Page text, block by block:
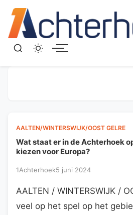
AALTEN/WINTERSWIJK/OOST GELRE
Wat staat er in de Achterhoek
kiezen voor Europa?
1Achterhoek5 juni 2024
AALTEN / WINTERSWIJK /
veel op het spel op het